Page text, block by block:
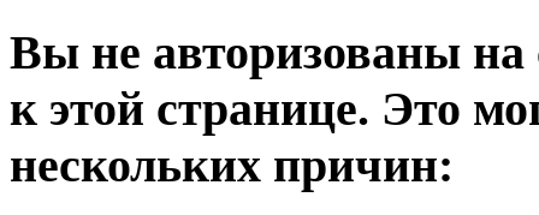
Вы не авторизованы на
к этой странице. Это
нескольких причин: